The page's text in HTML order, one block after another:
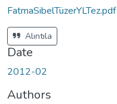
FatmaSibelTüzerYLTez.pdf
Alıntıla
Date
2012-02
Authors